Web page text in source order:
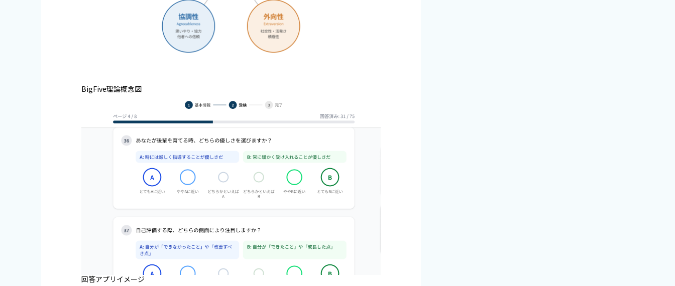
BigFive理論概念図
回答アプリイメージ